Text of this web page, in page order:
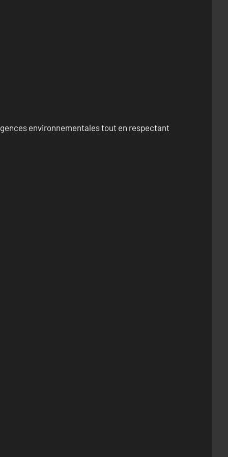
environnementales tout en respectant